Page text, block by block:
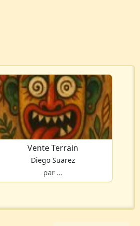
Vente Terrain
Diego Suarez
par ...